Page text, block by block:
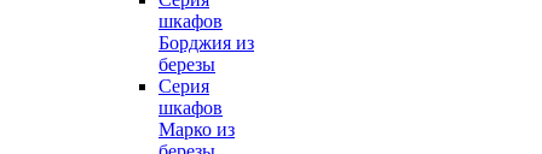
шкафов
Борджия из
березы
Серия
шкафов
Марко из